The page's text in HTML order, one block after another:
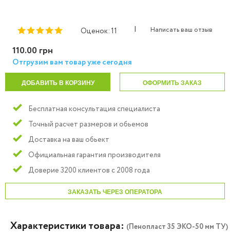
Оценок: 11 | Написать ваш отзыв
110.00 грн
Отгрузим вам товар уже сегодня
ДОБАВИТЬ В КОРЗИНУ ОФОРМИТЬ ЗАКАЗ
Бесплатная консультация специалиста
Точный расчет размеров и обьемов
Доставка на ваш обьект
Официальная гарантия производителя
Доверие 3200 клиентов с 2008 года
ЗАКАЗАТЬ ЧЕРЕЗ ОПЕРАТОРА
Характеристики товара: (Пенопласт 35 ЭКО-50 мм ТУ)